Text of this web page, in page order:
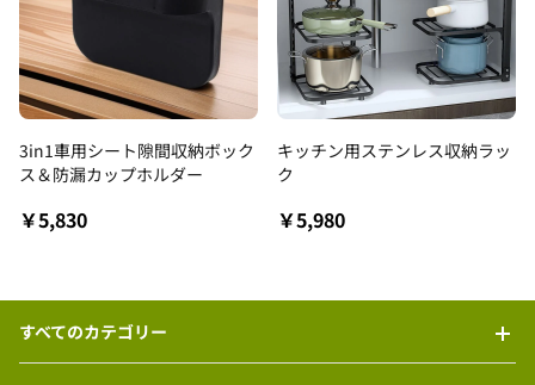
3in1車用シート隙間収納ボック
ス＆防漏カップホルダー
￥5,830
キッチン用ステンレス収納ラッ
ク
￥5,980
すべてのカテゴリー